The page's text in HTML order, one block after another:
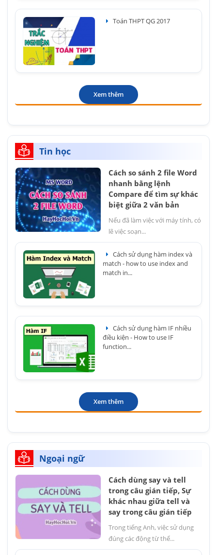
Toán THPT QG 2017
Xem thêm
Tin học
Cách so sánh 2 file Word
nhanh bằng lệnh
Compare để tìm sự khác
biệt giữa 2 văn bản
Nếu đã làm việc với máy tính, có
lẽ việc soạn...
Cách sử dụng hàm index và
match - how to use index and
match in...
Cách sử dụng hàm IF nhiều
điều kiện - How to use IF
function...
Xem thêm
Ngoại ngữ
Cách dùng say và tell
trong câu gián tiếp, Sự
khác nhau giữa tell và
say trong câu gián tiếp
Trong tiếng Anh, việc sử dụng
đúng các động từ thể...